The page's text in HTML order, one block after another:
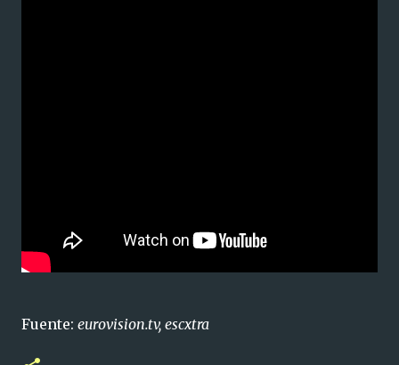
Fuente: eurovision.tv, escxtra